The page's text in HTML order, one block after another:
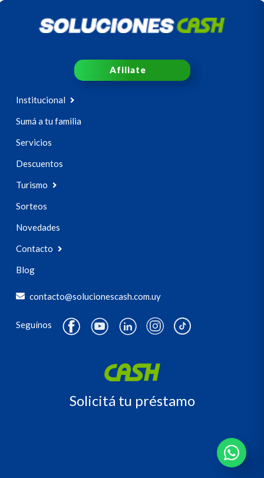
Afiliate
Institucional
Sumá a tu familia
Servicios
Descuentos
Turismo
Sorteos
Novedades
Contacto
Blog
contacto@solucionescash.com.uy
Seguínos
Solicitá tu préstamo